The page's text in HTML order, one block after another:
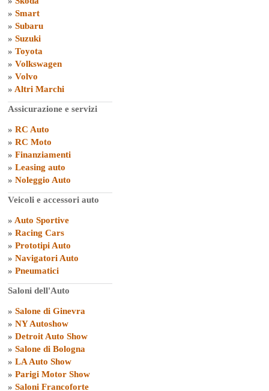
» Smart
» Subaru
» Suzuki
» Toyota
» Volkswagen
» Volvo
» Altri Marchi
Assicurazione e servizi
» RC Auto
» RC Moto
» Finanziamenti
» Leasing auto
» Noleggio Auto
Veicoli e accessori auto
» Auto Sportive
» Racing Cars
» Prototipi Auto
» Navigatori Auto
» Pneumatici
Saloni dell'Auto
» Salone di Ginevra
» NY Autoshow
» Detroit Auto Show
» Salone di Bologna
» LA Auto Show
» Parigi Motor Show
» Saloni Francoforte